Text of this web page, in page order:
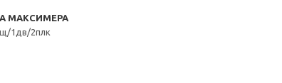
МАКСИМЕРА
1дв/2плк